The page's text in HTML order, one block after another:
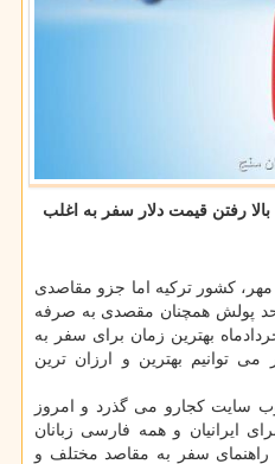
رفتن قیمت دلار سفر به اغلب
كشور تركیه اما جزو مقاصدی
پولش همچنان مقصدی به صرفه
بهترین زمان برای سفر به
توانیم بهترین و ارزان ترین
سایت كجارو می گذرد و امروز
ایرانیان و همه فارسی زبانان
راهنمای سفر به مقاصد مختلف و